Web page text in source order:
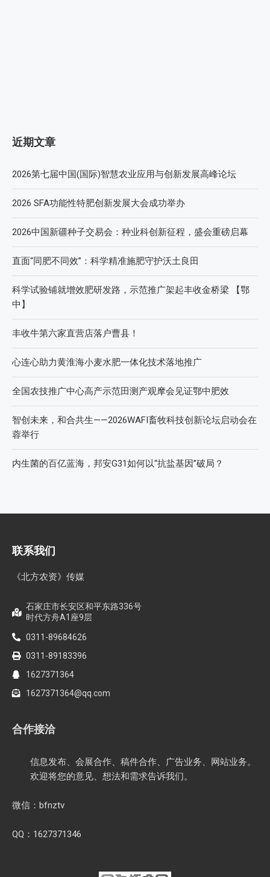
近期文章
2026第七届中国(国际)智慧农业应用与创新发展高峰论坛
2026 SFA功能性特肥创新发展大会成功举办
2026中国新疆种子交易会：种业科创新征程，盛会重磅启幕
直面“同肥不同效”：科学精准施肥守护沃土良田
科学试验铺就增效肥研发路，示范推广架起丰收金桥梁 【鄂
中】
丰收牛第六家直营店落户曹县！
心连心助力黄淮海小麦水肥一体化技术落地推广
全国农技推广中心高产示范田测产观摩会见证鄂中肥效
智创未来，和合共生——2026WAFI畜牧科技创新论坛启动会在
蓉举行
内生菌的百亿蓝海，邦安G31如何以“抗盐基因”破局？
联系我们
《北方农资》传媒
石家庄市长安区和平东路336号
时代方舟A1座9层
0311-89684626
0311-89183396
1627371364
1627371364@qq.com
合作接洽
信息发布、会展合作、稿件合作、广告业务、网站业务。
欢迎将您的意见、想法和需求告诉我们。
微信：bfnztv
QQ：1627371346